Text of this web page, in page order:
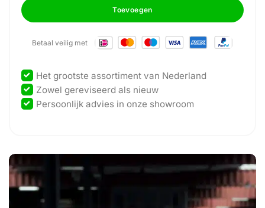
Toevoegen
Betaal veilig met
Het grootste assortiment van Nederland
Zowel gereviseerd als nieuw
Persoonlijk advies in onze showroom